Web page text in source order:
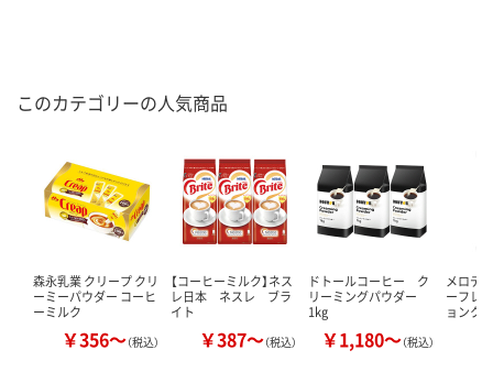
このカテゴリーの人気商品
森永乳業 クリープ クリ
ーミーパウダー コーヒ
ーミルク
￥356～（税込）
【コーヒーミルク】ネス
レ日本 ネスレ ブラ
イト
￥387～（税込）
ドトールコーヒー ク
リーミングパウダー
1kg
￥1,180～（税込）
メロデ
ーフレ
ョンク